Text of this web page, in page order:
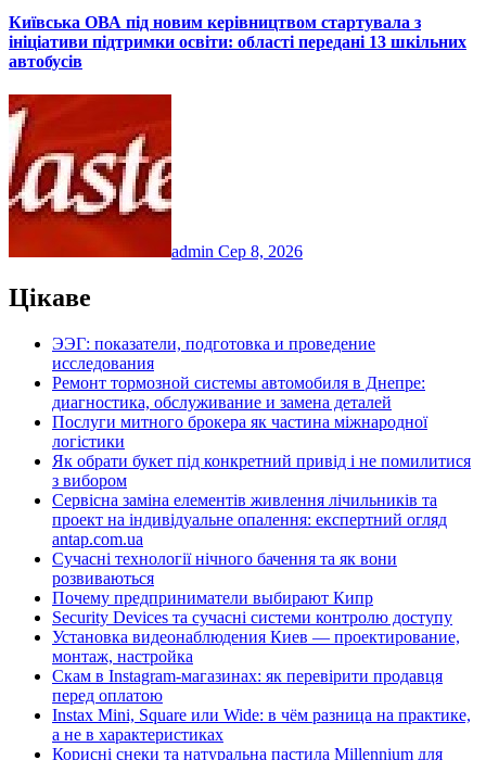
Київська ОВА під новим керівництвом стартувала з
ініціативи підтримки освіти: області передані 13 шкільних
автобусів
admin Сер 8, 2026
Цікаве
ЭЭГ: показатели, подготовка и проведение
исследования
Ремонт тормозной системы автомобиля в Днепре:
диагностика, обслуживание и замена деталей
Послуги митного брокера як частина міжнародної
логістики
Як обрати букет під конкретний привід і не помилитися
з вибором
Сервісна заміна елементів живлення лічильників та
проект на індивідуальне опалення: експертний огляд
antap.com.ua
Сучасні технології нічного бачення та як вони
розвиваються
Почему предприниматели выбирают Кипр
Security Devices та сучасні системи контролю доступу
Установка видеонаблюдения Киев — проектирование,
монтаж, настройка
Скам в Instagram-магазинах: як перевірити продавця
перед оплатою
Instax Mini, Square или Wide: в чём разница на практике,
а не в характеристиках
Корисні снеки та натуральна пастила Millennium для